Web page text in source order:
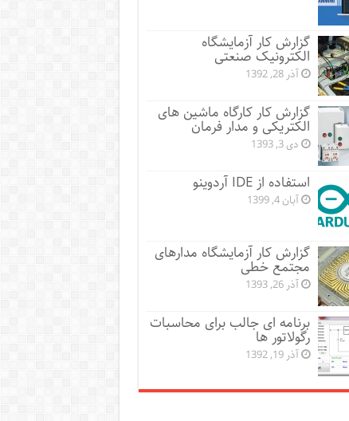
گزارش کار آزمایشگاه
الکترونیک صنعتی
آذر 28, 1392
گزارش کار کارگاه ماشین های
الکتریکی و مدار فرمان
دی 3, 1393
استفاده از IDE آردوینو
آبان 4, 1399
گزارش کار آزمایشگاه مدارهای
مجتمع خطی
آذر 26, 1393
برنامه ای جالب برای محاسبات
رگولاتور ها
آذر 19, 1392